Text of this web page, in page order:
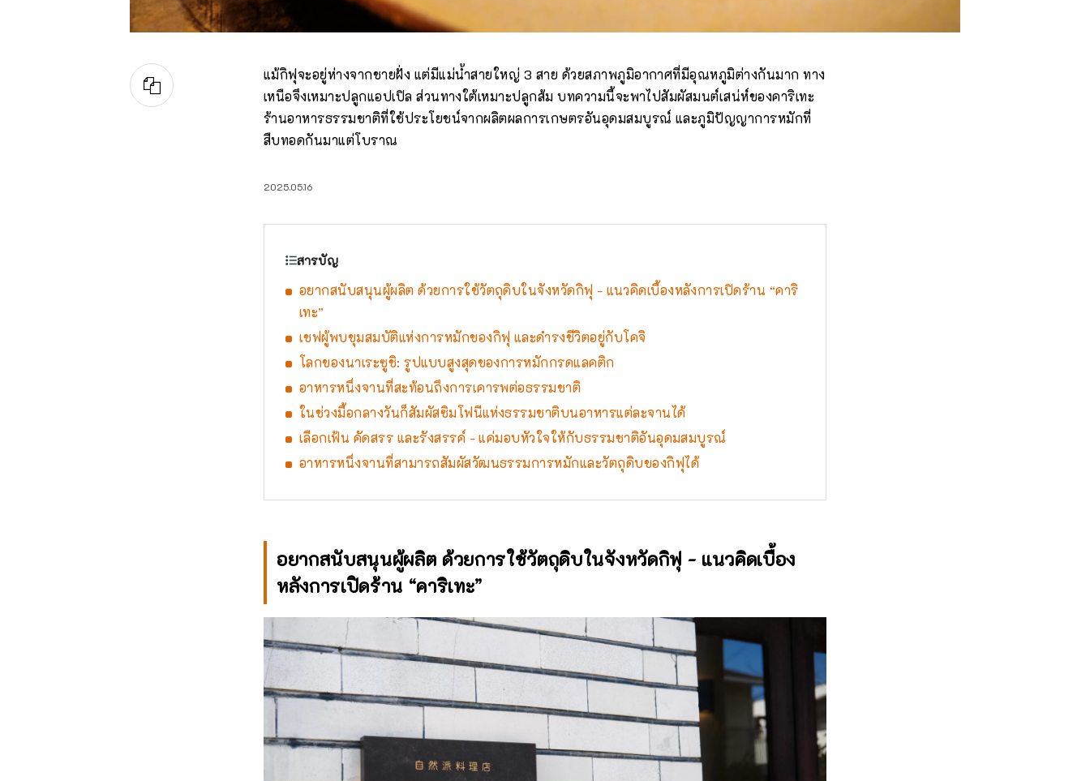
แม้กิฟุจะอยู่ห่างจากชายฝั่ง แต่มีแม่น้ำสายใหญ่ 3 สาย ด้วยสภาพภูมิอากาศที่มีอุณหภูมิต่างกันมาก ทาง
เหนือจึงเหมาะปลูกแอปเปิล ส่วนทางใต้เหมาะปลูกส้ม บทความนี้จะพาไปสัมผัสมนต์เสน่ห์ของคาริเทะ
ร้านอาหารธรรมชาติที่ใช้ประโยชน์จากผลิตผลการเกษตรอันอุดมสมบูรณ์ และภูมิปัญญาการหมักที่
สืบทอดกันมาแต่โบราณ
2025.05.16
สารบัญ
อยากสนับสนุนผู้ผลิต ด้วยการใช้วัตถุดิบในจังหวัดกิฟุ - แนวคิดเบื้องหลังการเปิดร้าน “คาริ
เทะ”
เชฟผู้พบขุมสมบัติแห่งการหมักของกิฟุ และดำรงชีวิตอยู่กับโคจิ
โลกของนาเระซูชิ: รูปแบบสูงสุดของการหมักกรดแลคติก
อาหารหนึ่งจานที่สะท้อนถึงการเคารพต่อธรรมชาติ
ในช่วงมื้อกลางวันก็สัมผัสซิมโฟนีแห่งธรรมชาติบนอาหารแต่ละจานได้
เลือกเฟ้น คัดสรร และรังสรรค์ - แค่มอบหัวใจให้กับธรรมชาติอันอุดมสมบูรณ์
อาหารหนึ่งจานที่สามารถสัมผัสวัฒนธรรมการหมักและวัตถุดิบของกิฟุได้
อยากสนับสนุนผู้ผลิต ด้วยการใช้วัตถุดิบในจังหวัดกิฟุ - แนวคิดเบื้อง
หลังการเปิดร้าน “คาริเทะ”